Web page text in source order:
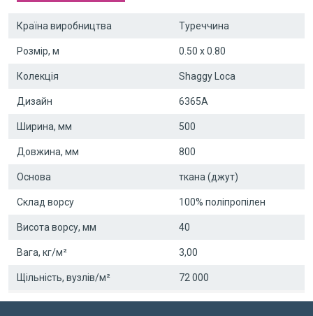
Країна виробництва Туреччина
Розмір, м 0.50 x 0.80
Колекція Shaggy Loca
Дизайн 6365A
Ширина, мм 500
Довжина, мм 800
Основа ткана (джут)
Склад ворсу 100% поліпропілен
Висота ворсу, мм 40
Вага, кг/м² 3,00
Щільність, вузлів/м² 72 000